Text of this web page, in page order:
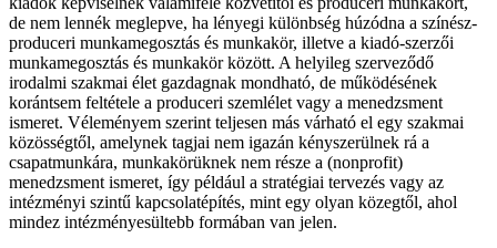
de nem lennék meglepve, ha lényegi különbség húzódna a színész-
produceri munkamegosztás és munkakör, illetve a kiadó-szerzői
munkamegosztás és munkakör között. A helyileg szerveződő
irodalmi szakmai élet gazdagnak mondható, de működésének
korántsem feltétele a produceri szemlélet vagy a menedzsment
ismeret. Véleményem szerint teljesen más várható el egy szakmai
közösségtől, amelynek tagjai nem igazán kényszerülnek rá a
csapatmunkára, munkakörüknek nem része a (nonprofit)
menedzsment ismeret, így például a stratégiai tervezés vagy az
intézményi szintű kapcsolatépítés, mint egy olyan közegtől, ahol
mindez intézményesültebb formában van jelen.